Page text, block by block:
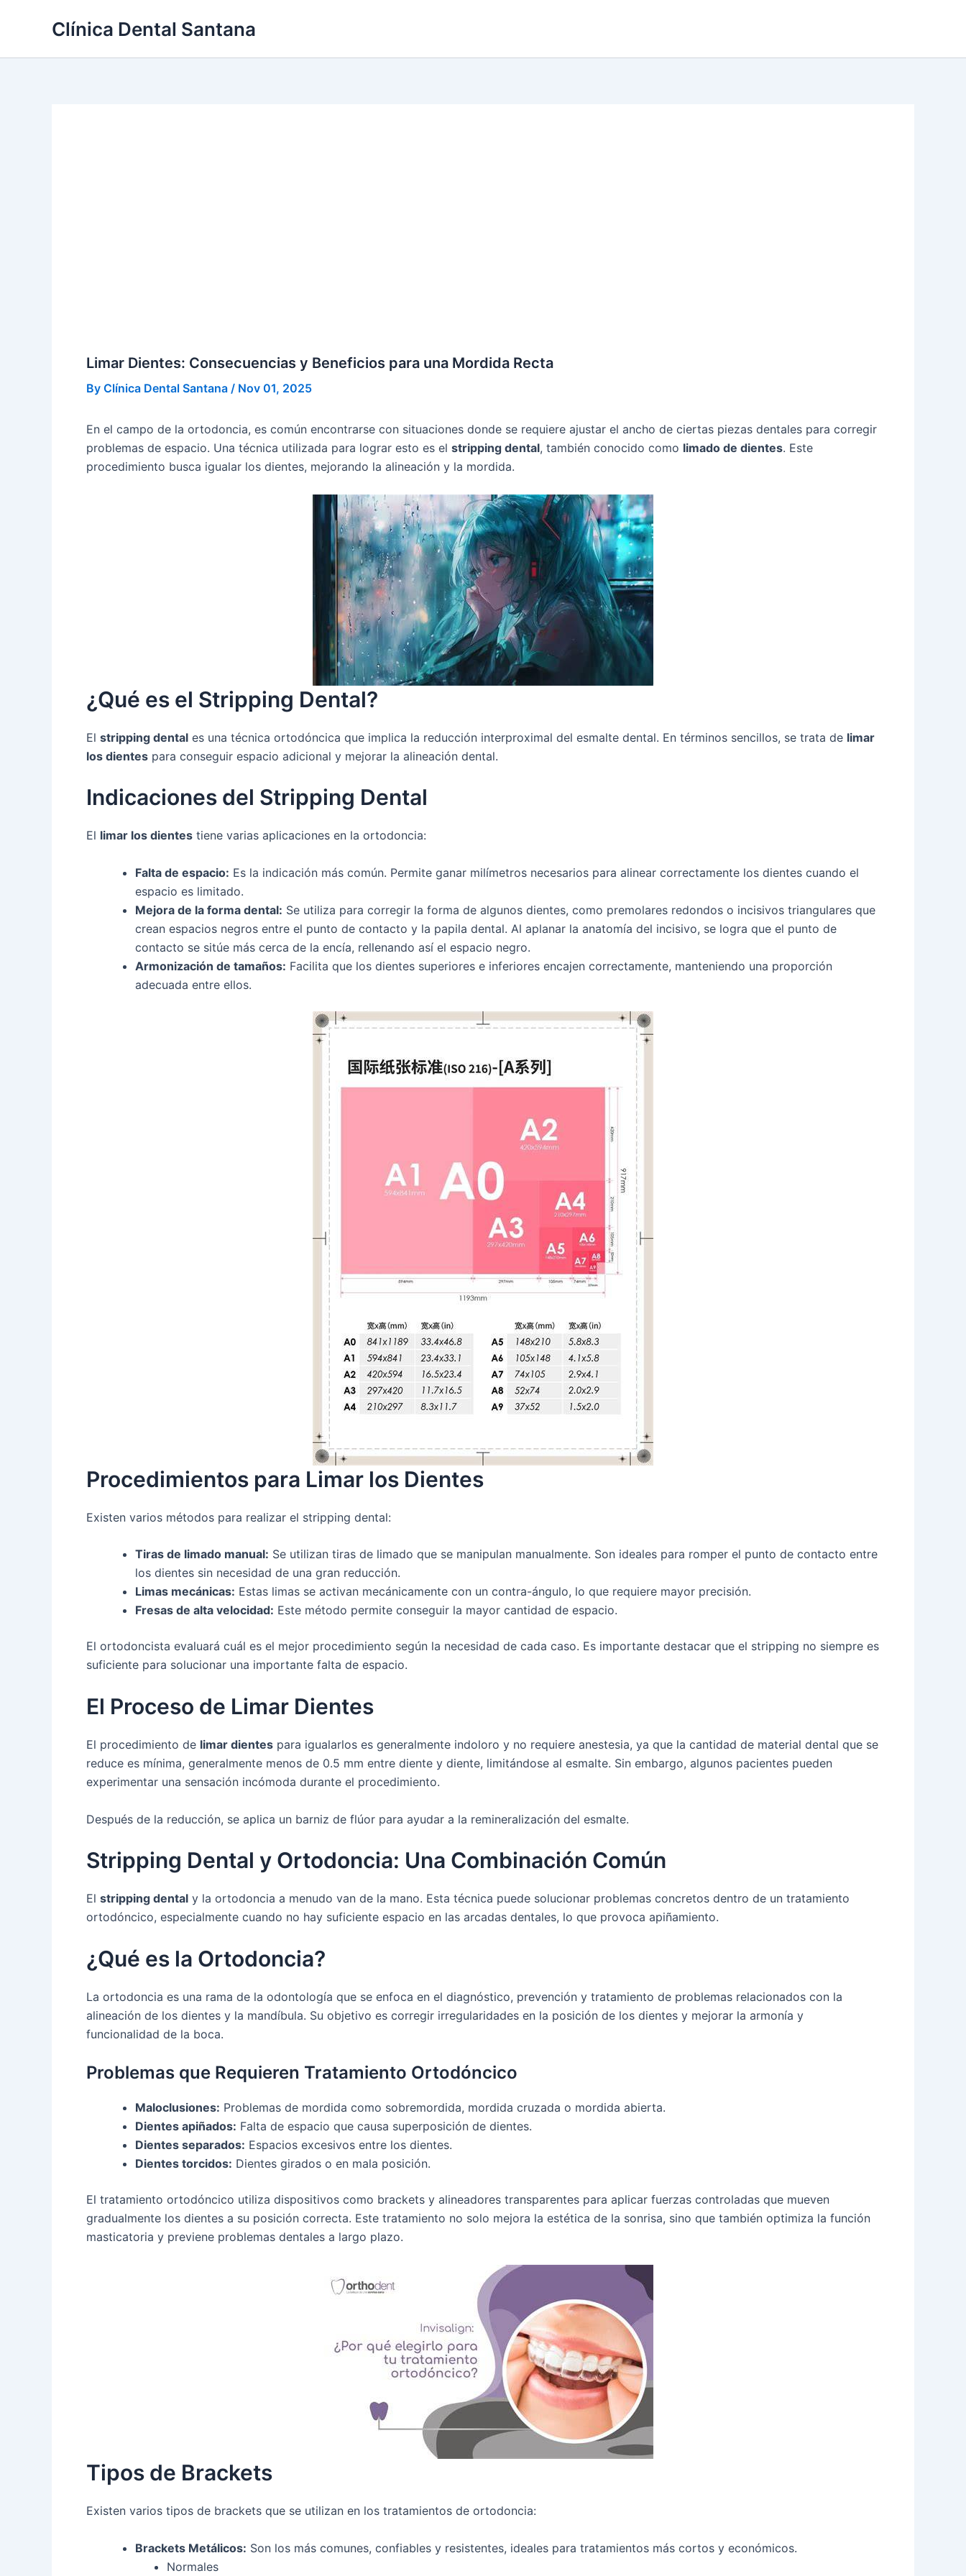
Clínica Dental Santana
Limar Dientes: Consecuencias y Beneficios para una Mordida Recta
By Clínica Dental Santana / Nov 01, 2025
En el campo de la ortodoncia, es común encontrarse con situaciones donde se requiere ajustar el ancho de ciertas piezas dentales para corregir
problemas de espacio. Una técnica utilizada para lograr esto es el stripping dental, también conocido como limado de dientes. Este
procedimiento busca igualar los dientes, mejorando la alineación y la mordida.
¿Qué es el Stripping Dental?
El stripping dental es una técnica ortodóncica que implica la reducción interproximal del esmalte dental. En términos sencillos, se trata de limar
los dientes para conseguir espacio adicional y mejorar la alineación dental.
Indicaciones del Stripping Dental
El limar los dientes tiene varias aplicaciones en la ortodoncia:
Falta de espacio: Es la indicación más común. Permite ganar milímetros necesarios para alinear correctamente los dientes cuando el
espacio es limitado.
Mejora de la forma dental: Se utiliza para corregir la forma de algunos dientes, como premolares redondos o incisivos triangulares que
crean espacios negros entre el punto de contacto y la papila dental. Al aplanar la anatomía del incisivo, se logra que el punto de
contacto se sitúe más cerca de la encía, rellenando así el espacio negro.
Armonización de tamaños: Facilita que los dientes superiores e inferiores encajen correctamente, manteniendo una proporción
adecuada entre ellos.
Procedimientos para Limar los Dientes
Existen varios métodos para realizar el stripping dental:
Tiras de limado manual: Se utilizan tiras de limado que se manipulan manualmente. Son ideales para romper el punto de contacto entre
los dientes sin necesidad de una gran reducción.
Limas mecánicas: Estas limas se activan mecánicamente con un contra-ángulo, lo que requiere mayor precisión.
Fresas de alta velocidad: Este método permite conseguir la mayor cantidad de espacio.
El ortodoncista evaluará cuál es el mejor procedimiento según la necesidad de cada caso. Es importante destacar que el stripping no siempre es
suficiente para solucionar una importante falta de espacio.
El Proceso de Limar Dientes
El procedimiento de limar dientes para igualarlos es generalmente indoloro y no requiere anestesia, ya que la cantidad de material dental que se
reduce es mínima, generalmente menos de 0.5 mm entre diente y diente, limitándose al esmalte. Sin embargo, algunos pacientes pueden
experimentar una sensación incómoda durante el procedimiento.
Después de la reducción, se aplica un barniz de flúor para ayudar a la remineralización del esmalte.
Stripping Dental y Ortodoncia: Una Combinación Común
El stripping dental y la ortodoncia a menudo van de la mano. Esta técnica puede solucionar problemas concretos dentro de un tratamiento
ortodóncico, especialmente cuando no hay suficiente espacio en las arcadas dentales, lo que provoca apiñamiento.
¿Qué es la Ortodoncia?
La ortodoncia es una rama de la odontología que se enfoca en el diagnóstico, prevención y tratamiento de problemas relacionados con la
alineación de los dientes y la mandíbula. Su objetivo es corregir irregularidades en la posición de los dientes y mejorar la armonía y
funcionalidad de la boca.
Problemas que Requieren Tratamiento Ortodóncico
Maloclusiones: Problemas de mordida como sobremordida, mordida cruzada o mordida abierta.
Dientes apiñados: Falta de espacio que causa superposición de dientes.
Dientes separados: Espacios excesivos entre los dientes.
Dientes torcidos: Dientes girados o en mala posición.
El tratamiento ortodóncico utiliza dispositivos como brackets y alineadores transparentes para aplicar fuerzas controladas que mueven
gradualmente los dientes a su posición correcta. Este tratamiento no solo mejora la estética de la sonrisa, sino que también optimiza la función
masticatoria y previene problemas dentales a largo plazo.
Tipos de Brackets
Existen varios tipos de brackets que se utilizan en los tratamientos de ortodoncia:
Brackets Metálicos: Son los más comunes, confiables y resistentes, ideales para tratamientos más cortos y económicos.
Normales